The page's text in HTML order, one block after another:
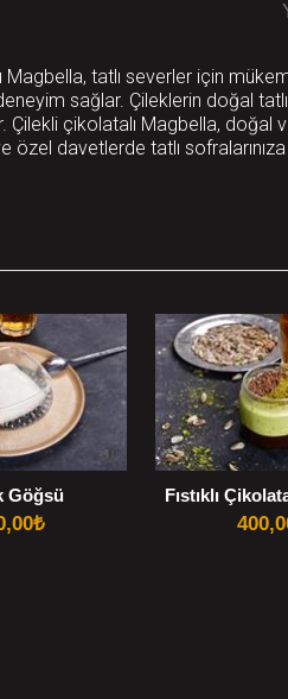
Magbella, tatlı severler için
sağlar. Çileklerin doğal
Çilekli çikolatalı Magbella,
özel davetlerde tatlı
Göğsü
₺
Fıstıklı